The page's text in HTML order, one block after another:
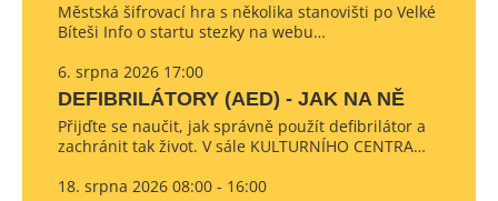
Městská šifrovací hra s několika stanovišti po Velké
Bíteši Info o startu stezky na webu…
6. srpna 2026 17:00
DEFIBRILÁTORY (AED) - JAK NA NĚ
Přijďte se naučit, jak správně použít defibrilátor a
zachránit tak život. V sále KULTURNÍHO CENTRA…
18. srpna 2026 08:00 - 16:00